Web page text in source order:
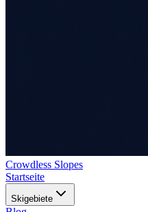
Crowdless Slopes
Startseite
Skigebiete